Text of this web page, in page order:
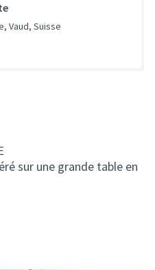
Vaud, Suisse
sur une grande table en